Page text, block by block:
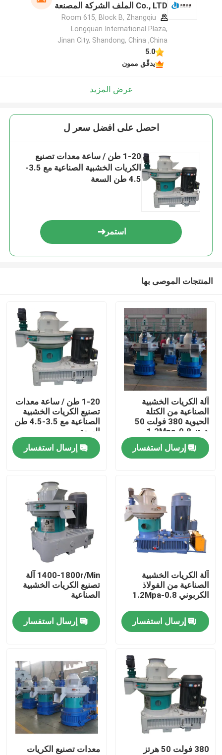
المنتجات
فيديوهات
جولة في المصنع
مراقبة الجودة
أخبار
اطلب اقتباس
آلة بيليه الخشب الكتلة الحيوية
Co., LTD الملف الشركة المصنعة
Room 615, Block B, Zhangqiu
Longquan International Plaza,
Jinan City, Shandong, China ,China
5.0
يدقّق ممون
عرض المزيد
احصل على افضل سعر ل
1-20 طن / ساعة معدات تصنيع
الكريات الخشبية الصناعية مع 3.5-
4.5 طن السعة
استمر
المنتجات الموصى بها
آلة الكريات الخشبية
الصناعية من الكتلة
الحيوية 380 فولت 50
هرتز 0.8-1.2Mpa
إرسال استفسار
1-20 طن / ساعة معدات
تصنيع الكريات الخشبية
الصناعية مع 3.5-4.5 طن
السعة
إرسال استفسار
آلة الكريات الخشبية
الصناعية من الفولاذ
الكربوني 0.8-1.2Mpa
إرسال استفسار
1400-1800r/Min آلة
تصنيع الكريات الخشبية
الصناعية
إرسال استفسار
380 فولت 50 هرتز
معدات تصنيع الكريات